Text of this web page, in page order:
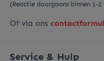
(Reactie doorgaans binnen 1-2
Of via ons
Service & Hulp